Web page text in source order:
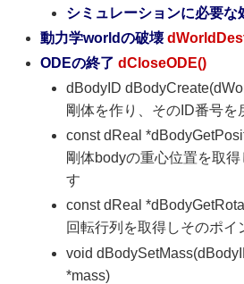
シミュレーションに必要な
動力学worldの破壊
ODEの終了dCloseODE()
dBodyID
剛体を作り、そのID番号を
const dReal
剛体bodyの重心位置を取
す
const dReal
回転行列を取得しそのポイ
void
*mass)